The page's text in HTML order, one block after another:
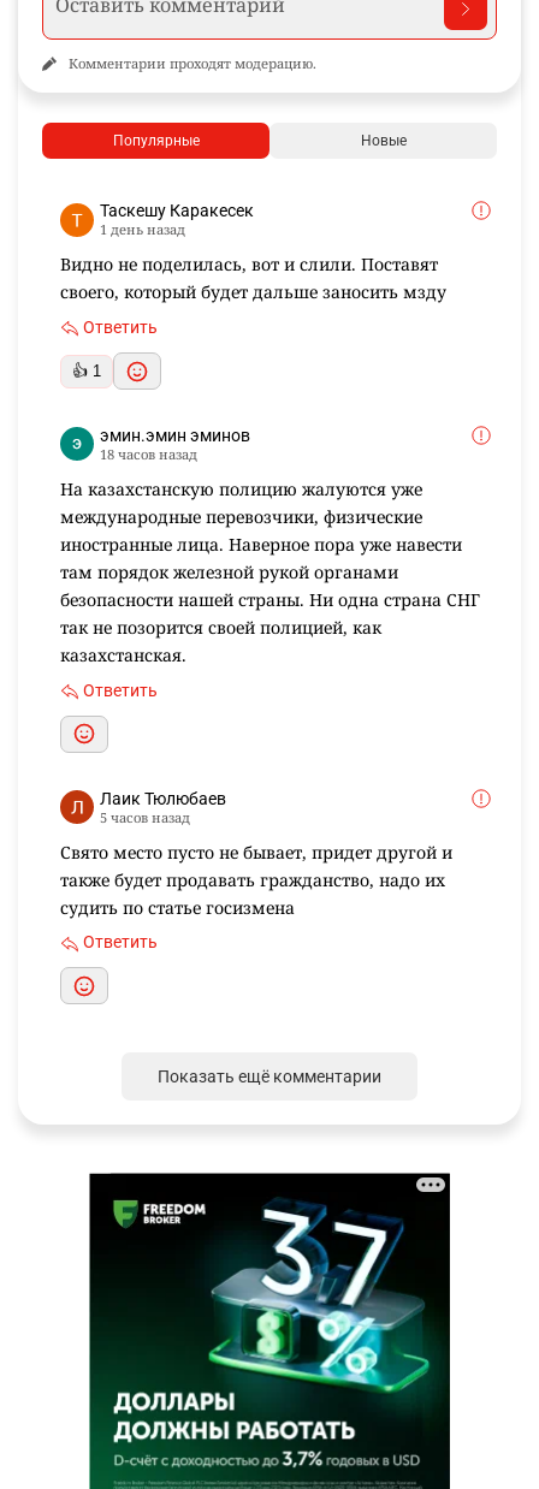
Комментарии проходят модерацию.
Популярные Новые
Таскешу Каракесек
1 день назад
Видно не поделилась, вот и слили. Поставят
своего, который будет дальше заносить мзду
Ответить
👍 1
эмин.эмин эминов
18 часов назад
На казахстанскую полицию жалуются уже
международные перевозчики, физические
иностранные лица. Наверное пора уже навести
там порядок железной рукой органами
безопасности нашей страны. Ни одна страна СНГ
так не позорится своей полицией, как
казахстанская.
Ответить
Лаик Тюлюбаев
5 часов назад
Свято место пусто не бывает, придет другой и
также будет продавать гражданство, надо их
судить по статье госизмена
Ответить
Показать ещё комментарии